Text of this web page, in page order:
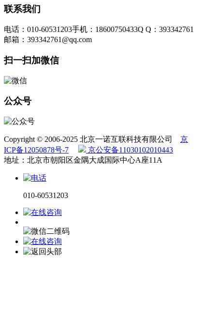
联系我们
电话：010-60531203手机：18600750433Q Q：393342761
邮箱：393342761@qq.com
扫一扫加微信
公众号
Copyright © 2006-2025 北京一诺互联科技有限公司 京
ICP备12050878号-7
京公安备11030102010443
地址：北京市朝阳区金隅大成国际中心A座11A
010-60531203